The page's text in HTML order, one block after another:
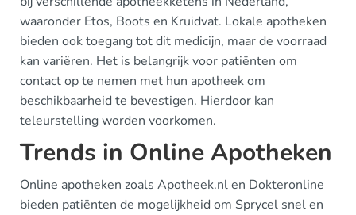
waaronder Etos, Boots en Kruidvat. Lokale apotheken
bieden ook toegang tot dit medicijn, maar de voorraad
kan variëren. Het is belangrijk voor patiënten om
contact op te nemen met hun apotheek om
beschikbaarheid te bevestigen. Hierdoor kan
teleurstelling worden voorkomen.
Trends in Online Apotheken
Online apotheken zoals Apotheek.nl en Dokteronline
bieden patiënten de mogelijkheid om Sprycel snel en